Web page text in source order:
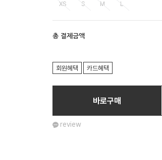
XS S M L
총 결제금액
회원혜택 카드혜택
바로구매
review